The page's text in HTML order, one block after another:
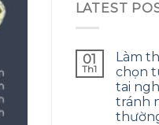
LATEST
01
Th1
Làm
chọn
tai
tránh